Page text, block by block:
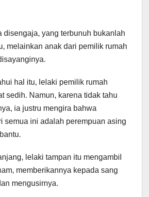
disengaja, yang terbunuh bukanlah
melainkan anak dari pemilik rumah
hal itu, lelaki pemilik rumah
sedih. Namun, karena tidak tahu
ia justru mengira bahwa
semua ini adalah perempuan asing
lelaki tampan itu mengambil
memberikannya kepada sang
mengusirnya.